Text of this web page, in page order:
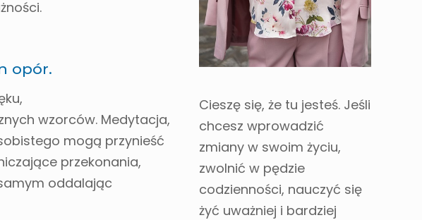
opór.
wzorców. Medytacja,
mogą przynieść
przekonania,
oddalając
Cieszę się, że tu jesteś. Jeśli
chcesz wprowadzić
zmiany w swoim życiu,
zwolnić w pędzie
codzienności, nauczyć się
żyć uważniej i bardziej